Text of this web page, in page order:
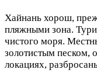
Хайнань хорош,
пляжными зона.
чистого моря.
золотистым песком,
локациях,